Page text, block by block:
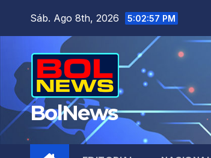
Sáb. Ago 8th, 2026 5:02:58 PM
BolNews